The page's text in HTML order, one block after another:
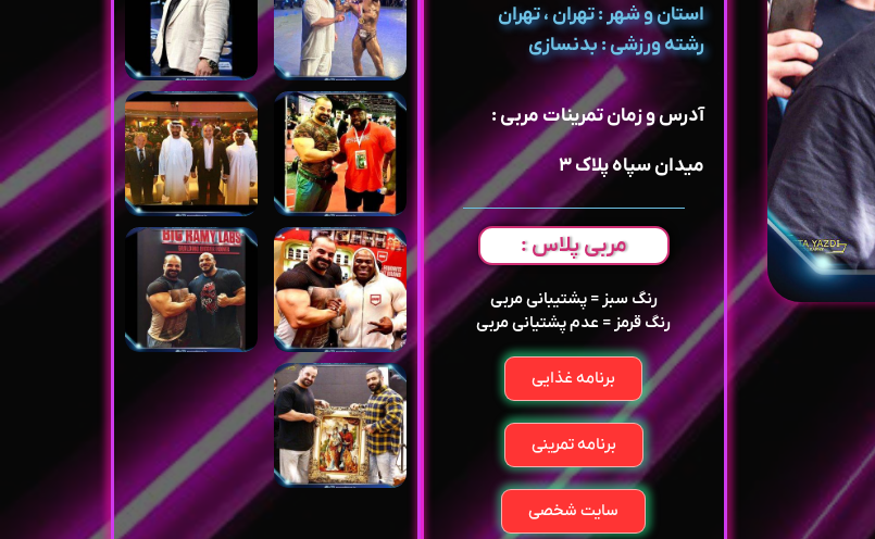
استان و شهر : تهران ، تهران
رشته ورزشی : بدنسازی
آدرس و زمان تمرینات مربی :
میدان سپاه پلاک ۳
مربی پلاس :
رنگ سبز = پشتیبانی مربی
رنگ قرمز = عدم پشتیانی مربی
برنامه غذایی
برنامه تمرینی
سایت شخصی